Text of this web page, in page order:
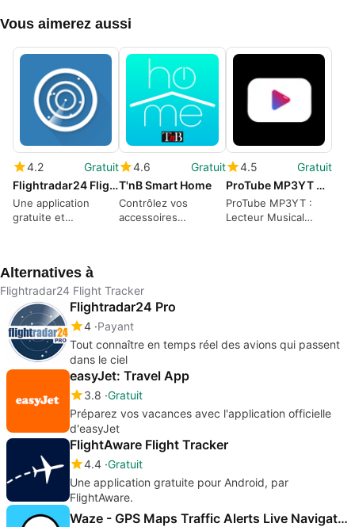
Vous aimerez aussi
4.2
Gratuit
Flightradar24 Flight Tracker
Une application
gratuite et
4.6
Gratuit
T'nB Smart Home
Contrôlez vos
accessoires
4.5
Gratuit
ProTube MP3YT Music Player
ProTube MP3YT :
Lecteur Musical
Alternatives à
Flightradar24 Flight Tracker
Flightradar24 Pro
4 Payant
Tout connaître en temps réel des avions qui passent
dans le ciel
easyJet: Travel App
3.8 Gratuit
Préparez vos vacances avec l'application officielle
d'easyJet
FlightAware Flight Tracker
4.4 Gratuit
Une application gratuite pour Android, par
FlightAware.
Waze - GPS Maps Traffic Alerts Live Navigation